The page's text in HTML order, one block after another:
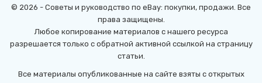
© 2026 - Советы и руководство по eBay: покупки, продажи. Все
права защищены.
Любое копирование материалов с нашего ресурса
разрешается только с обратной активной ссылкой на страницу
статьи.
Все материалы опубликованные на сайте взяты с открытых